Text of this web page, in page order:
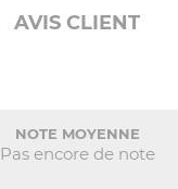
AVIS CLIENT
NOTE MOYENNE
Pas encore de note